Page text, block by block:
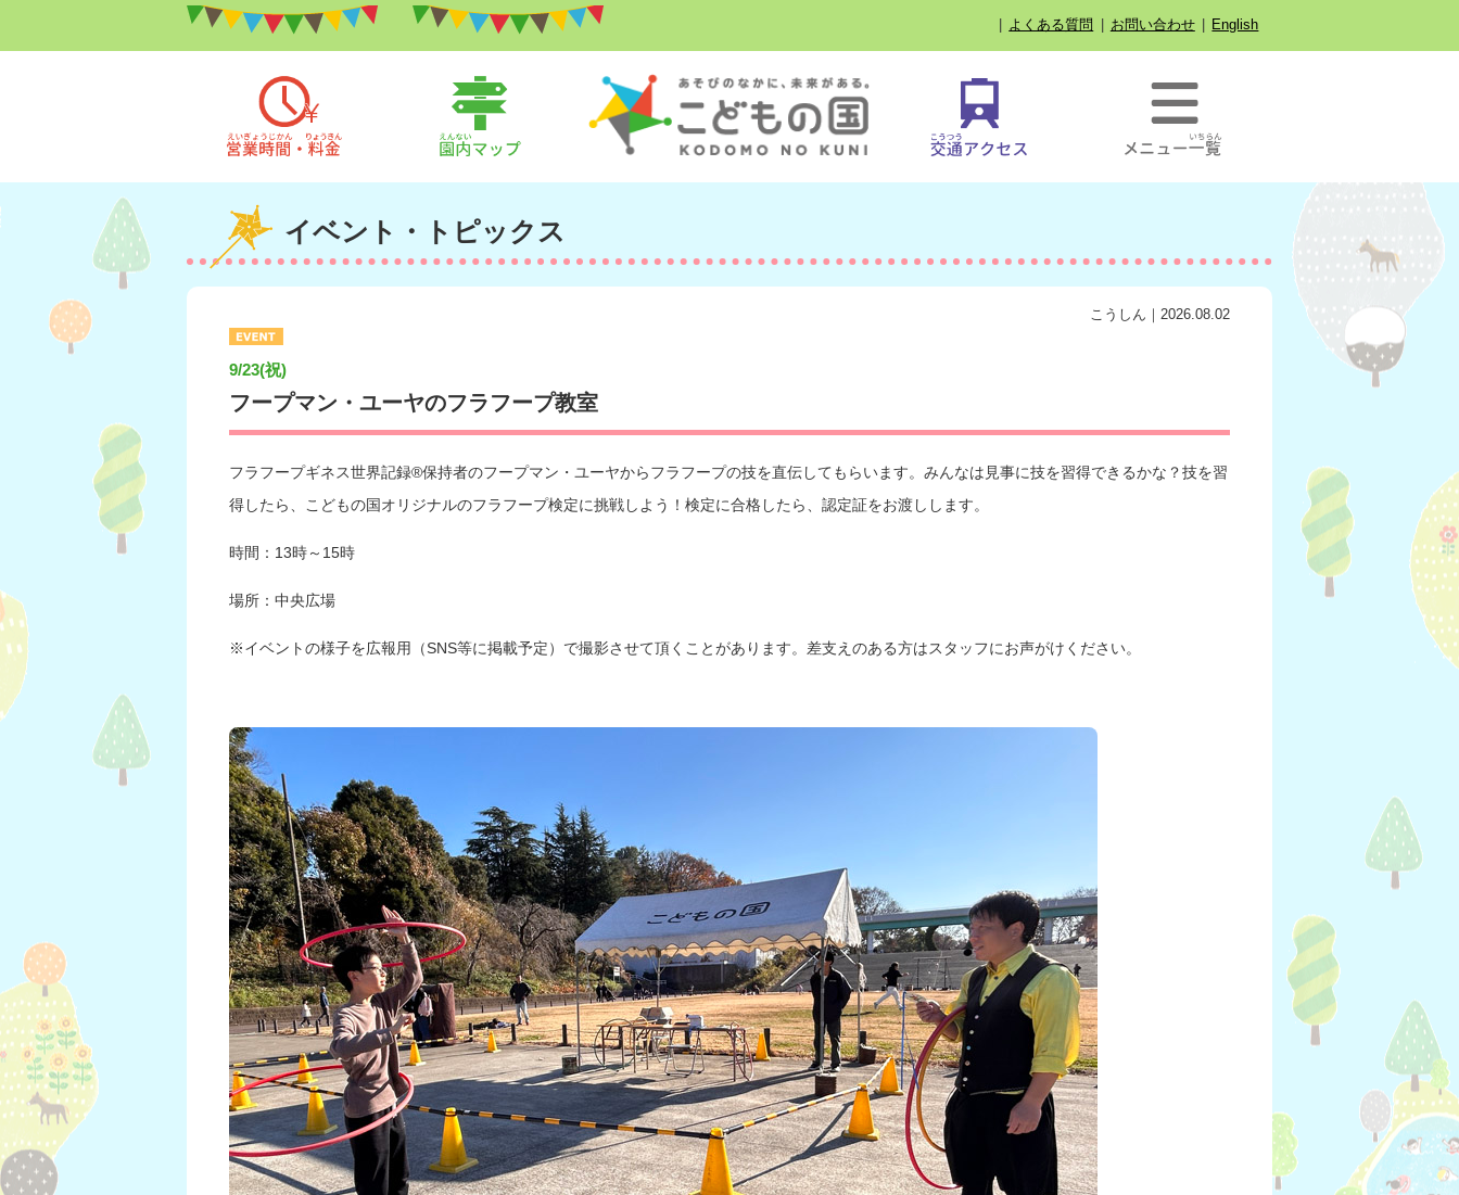
English
お問い合わせ
よくある質問
イベント・トピックス
こうしん｜2026.08.02
9/23(祝)
フープマン・ユーヤのフラフープ教室
フラフープギネス世界記録®保持者のフープマン・ユーヤからフラフープの技を直伝してもらいます。みんなは見事に技を習得できるかな？技を習
得したら、こどもの国オリジナルのフラフープ検定に挑戦しよう！検定に合格したら、認定証をお渡しします。
時間：13時～15時
場所：中央広場
※イベントの様子を広報用（SNS等に掲載予定）で撮影させて頂くことがあります。差支えのある方はスタッフにお声がけください。